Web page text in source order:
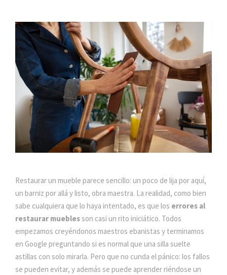
Restaurar un mueble parece sencillo: un poco de lija por aquí,
un barniz por allá y listo, obra maestra. La realidad, como bien
sabe cualquiera que lo haya intentado, es que los errores al
restaurar mueblesson casi un rito iniciático. Todos
empezamos creyéndonos maestros ebanistas y terminamos
en Google preguntando si es normal que una silla suelte
astillas con solo mirarla. Pero que no cunda el pánico: los fallos
se pueden evitar, y además se puede aprender riéndose un